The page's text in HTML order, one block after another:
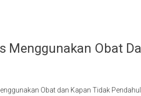
Menggunakan Obat
Obat dan Kapan Tidak